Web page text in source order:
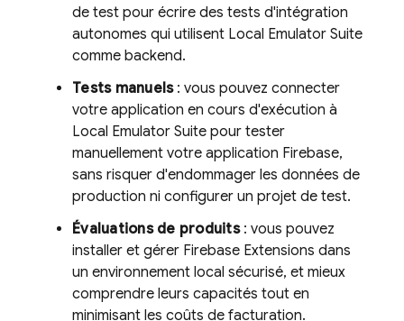
de test pour écrire des tests d'intégration
autonomes qui utilisent Local Emulator Suite
comme backend.
Tests manuels: vous pouvez connecter
votre application en cours d'exécution à
Local Emulator Suite pour tester
manuellement votre application Firebase,
sans risquer d'endommager les données de
production ni configurer un projet de test.
Évaluations de produits: vous pouvez
installer et gérer Firebase Extensions dans
un environnement local sécurisé, et mieux
comprendre leurs capacités tout en
minimisant les coûts de facturation.